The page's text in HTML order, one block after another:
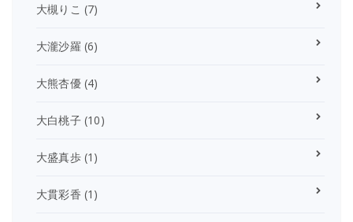
大槻りこ (7)
大瀧沙羅 (6)
大熊杏優(4)
大白桃子(10)
大盛真歩(1)
大貫彩香 (1)